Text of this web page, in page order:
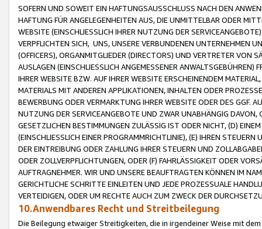
SOFERN UND SOWEIT EIN HAFTUNGSAUSSCHLUSS NACH DEN
HAFTUNG FÜR ANGELEGENHEITEN AUS, DIE UNMITTELBAR ODER
WEBSITE (EINSCHLIESSLICH IHRER NUTZUNG DER
VERPFLICHTEN SICH, UNS, UNSERE VERBUNDENEN UNTERNEHMEN
(OFFICERS), ORGANMITGLIEDER (DIRECTORS) UND VERTRETER VON
AUSLAGEN (EINSCHLIESSLICH ANGEMESSENER
IHRER WEBSITE BZW. AUF IHRER WEBSITE ERSCHEINENDEM
MATERIALS MIT ANDEREN APPLIKATIONEN, INHALTEN ODER
BEWERBUNG ODER VERMARKTUNG IHRER WEBSITE ODER DES GGF.
NUTZUNG DER SERVICEANGEBOTE UND ZWAR UNABHÄNGIG
GESETZLICHEN BESTIMMUNGEN ZULÄSSIG IST ODER NICHT, (D)
(EINSCHLIESSLICH EINER PROGRAMMRICHTLINIE), (E) IHREN
DER EINTREIBUNG ODER ZAHLUNG IHRER STEUERN UND
ODER ZOLLVERPFLICHTUNGEN, ODER (F) FAHRLÄSSIGKEIT ODER
AUFTRAGNEHMER. WIR UND UNSERE BEAUFTRAGTEN KÖNNEN IM
GERICHTLICHE SCHRITTE EINLEITEN UND JEDE PROZESSUALE
VERTEIDIGEN, ODER UM RECHTE AUCH ZUM ZWECK DER
10.Anwendbares Recht und Streitbeilegung
Die Beilegung etwaiger Streitigkeiten, die in irgendeiner Weise mit